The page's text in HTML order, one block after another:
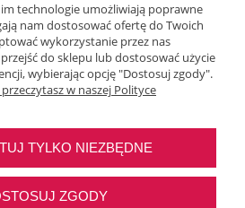
Moje konto
pytania
technologie umożliwiają poprawne
nam dostosować ofertę do Twoich
wykorzystanie przez nas
do sklepu lub dostosować użycie
wybierając opcję "Dostosuj zgody".
w naszej Polityce
TYLKO NIEZBĘDNE
ZGODY